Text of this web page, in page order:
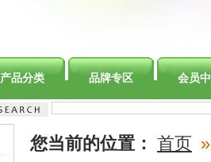
产品分类 品牌专区 会员
您当前的位置： 首页 »